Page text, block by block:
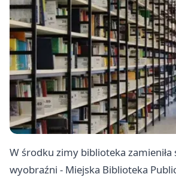
W środku zimy biblioteka zamieniła
wyobraźni - Miejska Biblioteka